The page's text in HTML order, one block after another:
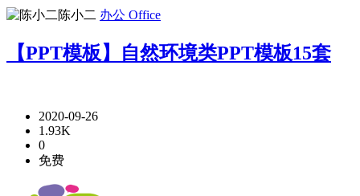
陈小二 办公 Office
【PPT模板】自然环境类PPT模板15套
2020-09-26
1.93K
0
免费